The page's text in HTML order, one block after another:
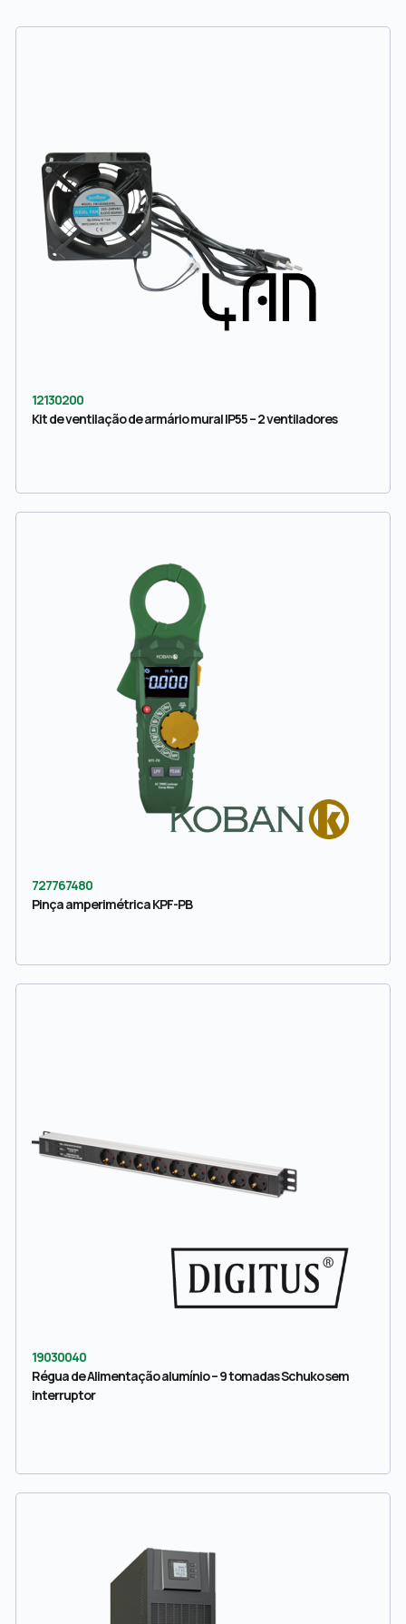
12130200
Kit de ventilação de armário mural IP55 – 2 ventiladores
727767480
Pinça amperimétrica KPF-PB
19030040
Régua de Alimentação alumínio – 9 tomadas Schuko sem
interruptor